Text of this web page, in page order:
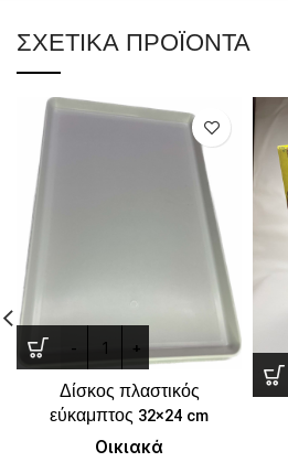
ΣΧΕΤΙΚΆ ΠΡΟΪΌΝΤΑ
Δίσκος πλαστικός
εύκαμπτος 32×24 cm
Οικιακά